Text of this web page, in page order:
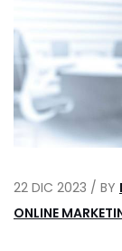
22 DIC 2023 / BY
ONLINE